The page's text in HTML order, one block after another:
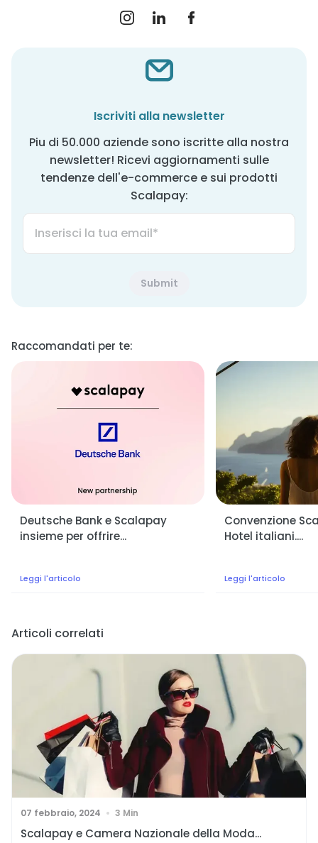
Iscriviti alla newsletter
Piu di 50.000 aziende sono iscritte alla nostra
newsletter! Ricevi aggiornamenti sulle
tendenze dell'e-commerce e sui prodotti
Scalapay:
Raccomandati per te:
Deutsche Bank e Scalapay
insieme per offrire...
Leggi l'articolo
Convenzione
Hotel italiani....
Leggi l'articolo
Articoli correlati
07 febbraio, 2024 3 Min
Scalapay e Camera Nazionale della Moda...